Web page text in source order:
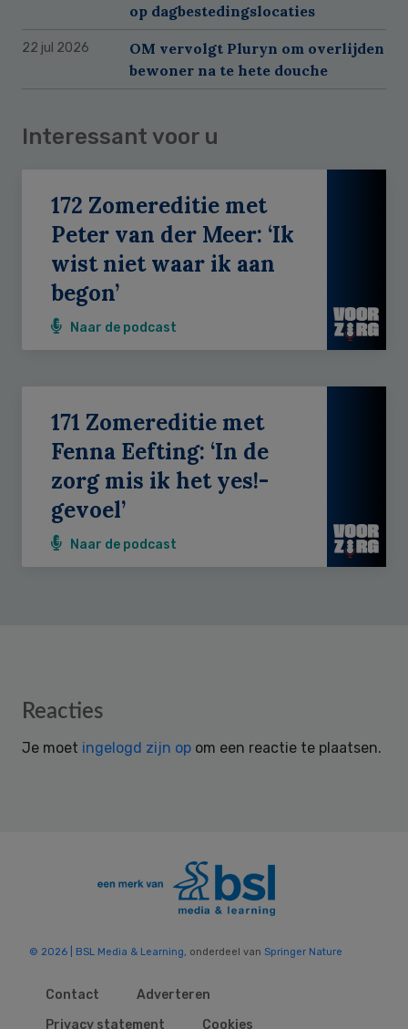
op dagbestedingslocaties
22 jul 2026
OM vervolgt Pluryn om overlijden
bewoner na te hete douche
Interessant voor u
172 Zomereditie met
Peter van der Meer: ‘Ik
wist niet waar ik aan
begon’
Naar de podcast
171 Zomereditie met
Fenna Eefting: ‘In de
zorg mis ik het yes!-
gevoel’
Naar de podcast
Reader
Reacties
Je moet ingelogd zijn op om een reactie te plaatsen.
© 2026 | BSL Media & Learning , onderdeel van Springer Nature
Contact
Adverteren
Privacy statement
Cookies